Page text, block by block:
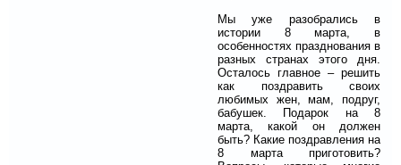
Мы уже разобрались в
истории 8 марта, в
особенностях празднования в
разных странах этого дня.
Осталось главное – решить
как поздравить своих
любимых жен, мам, подруг,
бабушек. Подарок на 8
марта, какой он должен
быть? Какие поздравления на
8 марта приготовить?